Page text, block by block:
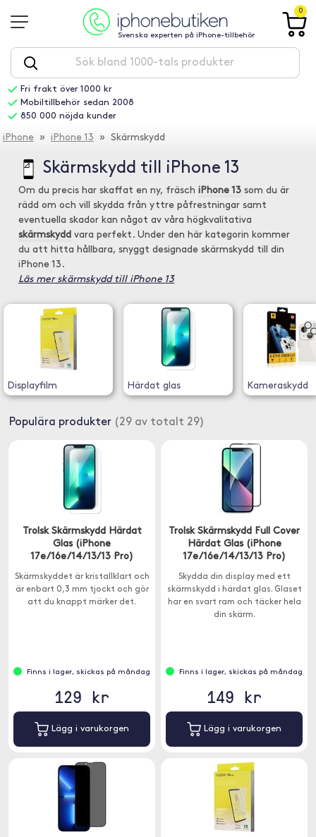
Svenska experten på iPhone-tillbehör
0
Fri frakt över 1000 kr
Mobiltillbehör sedan 2008
850 000 nöjda kunder
iPhone » iPhone 13 » Skärmskydd
Skärmskydd till iPhone 13
Om du precis har skaffat en ny, fräsch iPhone 13 som du är
rädd om och vill skydda från yttre påfrestningar samt
eventuella skador kan något av våra högkvalitativa
skärmskydd vara perfekt. Under den här kategorin kommer
du att hitta hållbara, snyggt designade skärmskydd till din
iPhone 13.
Läs mer skärmskydd till iPhone 13
Displayfilm Härdat glas Kameraskydd
Populära produkter (29 av totalt 29)
Trolsk Skärmskydd Härdat
Glas (iPhone
17e/16e/14/13/13 Pro)
Skärmskyddet är kristallklart och
är enbart 0,3 mm tjockt och gör
att du knappt märker det.
Finns i lager, skickas på måndag
129 kr
Lägg i varukorgen
Trolsk Skärmskydd Full Cover
Härdat Glas (iPhone
17e/16e/14/13/13 Pro)
Skydda din display med ett
skärmskydd i härdat glas. Glaset
har en svart ram och täcker hela
din skärm.
Finns i lager, skickas på måndag
149 kr
Lägg i varukorgen